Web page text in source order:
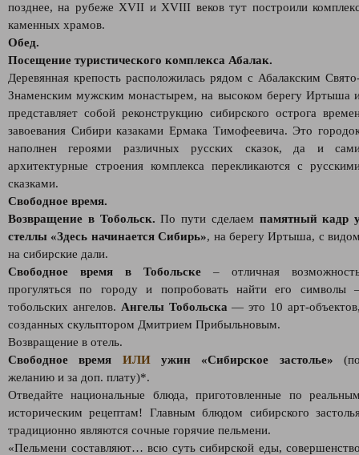
позднее, на рубеже XVII и XVIII веков тут построили
каменных храмов.
Обед.
Посещение туристического комплекса Абалак.
Деревянная крепость расположилась рядом с Абалакским
Знаменским мужским монастырем, на высоком берегу Иртыша
представляет собой реконструкцию сибирского острога
завоевания Сибири казаками Ермака Тимофеевича. Это
наполнен героями различных русских сказок, да и
архитектурные строения комплекса перекликаются с
сказками.
Свободное время.
Возвращение в Тобольск. По пути сделаем памятный кадр
стеллы «Здесь начинается Сибирь», на берегу Иртыша, с
на сибирские дали.
Свободное время в Тобольске – отличная
прогуляться по городу и попробовать найти его символы
тобольских ангелов. Ангелы Тобольска — это 10 арт-
созданных скульптором Дмитрием Прибыльновым.
Возвращение в отель.
Свободное время ИЛИужин «Сибирское застолье»
желанию и за доп. плату)*.
Отведайте национальные блюда, приготовленные по
историческим рецептам! Главным блюдом сибирского
традиционно являются сочные горячие пельмени.
«Пельмени составляют… всю суть сибирской еды,